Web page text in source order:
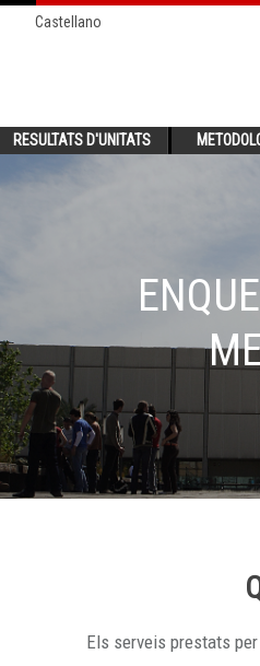
Castellano
RESULTATS D'UNITATS
Els serveis prestats